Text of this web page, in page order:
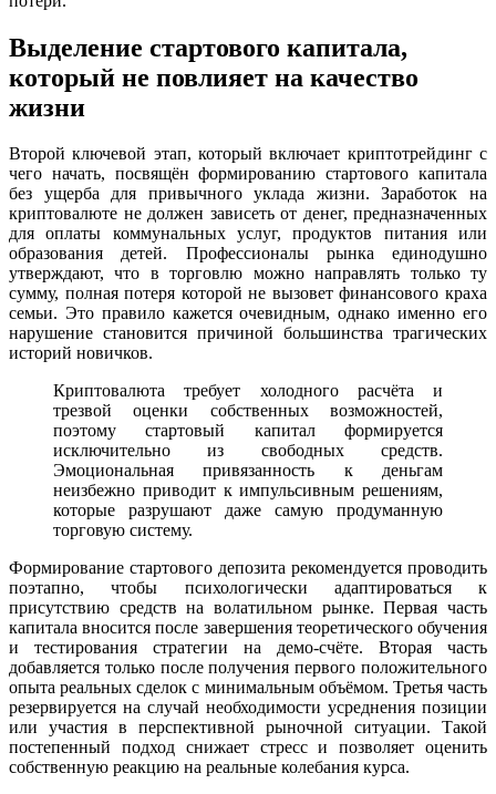
Выделение стартового капитала,
который не повлияет на качество
жизни
Второй ключевой этап, который включает криптотрейдинг с
чего начать, посвящён формированию стартового капитала
без ущерба для привычного уклада жизни. Заработок на
криптовалюте не должен зависеть от денег, предназначенных
для оплаты коммунальных услуг, продуктов питания или
образования детей. Профессионалы рынка единодушно
утверждают, что в торговлю можно направлять только ту
сумму, полная потеря которой не вызовет финансового краха
семьи. Это правило кажется очевидным, однако именно его
нарушение становится причиной большинства трагических
историй новичков.
Криптовалюта требует холодного расчёта и
трезвой оценки собственных возможностей,
поэтому стартовый капитал формируется
исключительно из свободных средств.
Эмоциональная привязанность к деньгам
неизбежно приводит к импульсивным решениям,
которые разрушают даже самую продуманную
торговую систему.
Формирование стартового депозита рекомендуется проводить
поэтапно, чтобы психологически адаптироваться к
присутствию средств на волатильном рынке. Первая часть
капитала вносится после завершения теоретического обучения
и тестирования стратегии на демо-счёте. Вторая часть
добавляется только после получения первого положительного
опыта реальных сделок с минимальным объёмом. Третья часть
резервируется на случай необходимости усреднения позиции
или участия в перспективной рыночной ситуации. Такой
постепенный подход снижает стресс и позволяет оценить
собственную реакцию на реальные колебания курса.